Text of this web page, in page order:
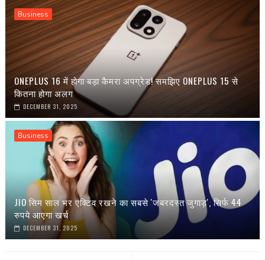
Business
ONEPLUS 16 में होगा बड़ा कैमरा अपग्रेड! समझिए ONEPLUS 15 से
कितना होगा अलग
DECEMBER 31, 2025
Business
JIO सिम साल भर एक्टिव रखने का सबसे 'जबरदस्त जुगाड़', सिर्फ 44
रुपये आएगा खर्च
DECEMBER 31, 2025